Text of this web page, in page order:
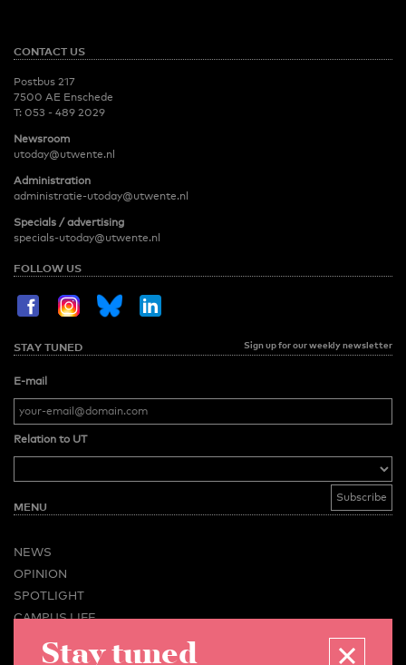
CONTACT US
Postbus 217
7500 AE Enschede
T: 053 - 489 2029
Newsroom
utoday@utwente.nl
Administration
administratie-utoday@utwente.nl
Specials / advertising
specials-utoday@utwente.nl
FOLLOW US
STAY TUNED Sign up for our weekly newsletter
E-mail
Relation to UT
MENU
NEWS
OPINION
SPOTLIGHT
CAMPUS LIFE
VIDEO